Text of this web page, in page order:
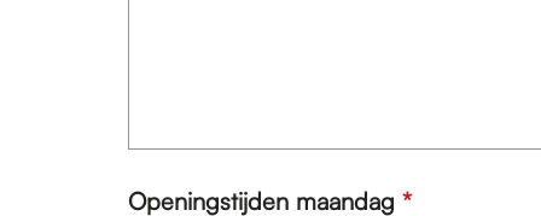
Openingstijden maandag *v